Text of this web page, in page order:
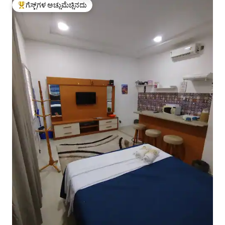
ಗೆಸ್ಟ್‌ಗಳಿಗೆ ಅತಿ ಹೆಚ್ಚು ಅಚ್ಚುಮೆಚ್ಚಿನದು
ಗೆಸ್ಟ್‌ಗಳ ಅಚ್ಚುಮೆಚ್ಚಿನದು